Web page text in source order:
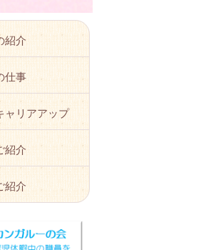
紹介
仕事
ャリアアップ
紹介
紹介